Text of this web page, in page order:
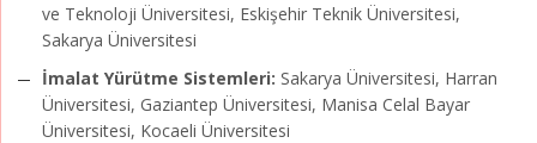
ve Teknoloji Üniversitesi, Eskişehir Teknik Üniversitesi,
Sakarya Üniversitesi
İmalat Yürütme Sistemleri: Sakarya Üniversitesi, Harran
Üniversitesi, Gaziantep Üniversitesi, Manisa Celal Bayar
Üniversitesi, Kocaeli Üniversitesi